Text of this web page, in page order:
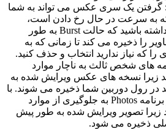
یک سری عکس می تواند به شما
به سرعت در حال رخ دادن است،
بگیرید. اما به خاطر داشته باشید که حالت Burst به طور
را ذخیره می کند تا زمانی که به
که نیاز ندارید انتخاب و حذف کنید.
های شخص ثالث به ناچار موارد
زیرا نسخه های عکس ویرایش شده به
در رول دوربین شما ذخیره می شوند. با
این حال، ویرایش در برنامه Photos به جلوگیری از موارد
تصویر ویرایش شده به طور پیش
ذخیره می شود.